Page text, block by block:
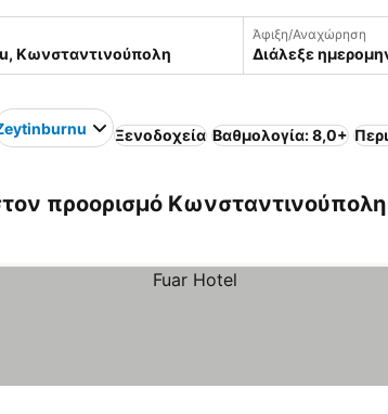
Άφιξη/Αναχώρηση
Διάλεξε
Ξενοδοχεία Βαθμολογία: 8,0+
προορισμό